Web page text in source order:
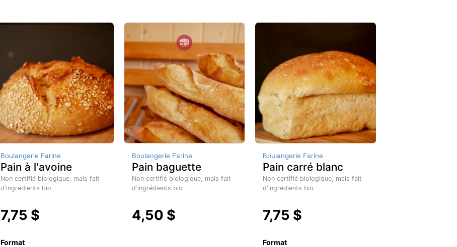
Boulangerie Farine
Pain à l'avoine
Non certifié biologique, mais fait
d'ingrédients bio
7,75 $
Format
Boulangerie Farine
Pain baguette
Non certifié biologique, mais fait
d'ingrédients bio
4,50 $
Boulangerie Farine
Pain carré blanc
Non certifié biologique, mais fait
d'ingrédients bio
7,75 $
Format